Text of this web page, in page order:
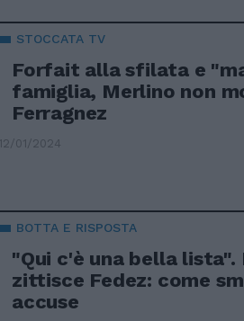
STOCCATA TV
Forfait alla sfilata e
famiglia, Merlino non
Ferragnez
12/01/2024
BOTTA E RISPOSTA
"Qui c'è una bella lista".
zittisce Fedez: come
accuse